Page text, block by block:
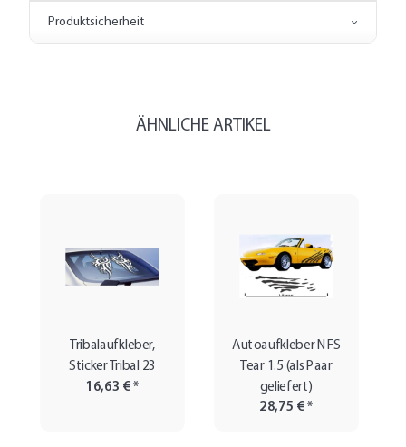
Produktsicherheit
ÄHNLICHE ARTIKEL
Tribalaufkleber,
Sticker Tribal 23
16,63 €*
Autoaufkleber NFS
Tear 1.5 (als Paar
geliefert)
28,75 €*